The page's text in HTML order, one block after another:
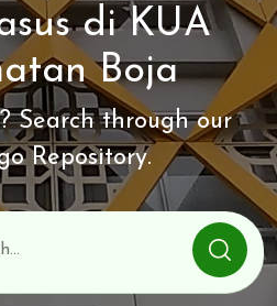
di KUA
Boja
Search through our
Repository.